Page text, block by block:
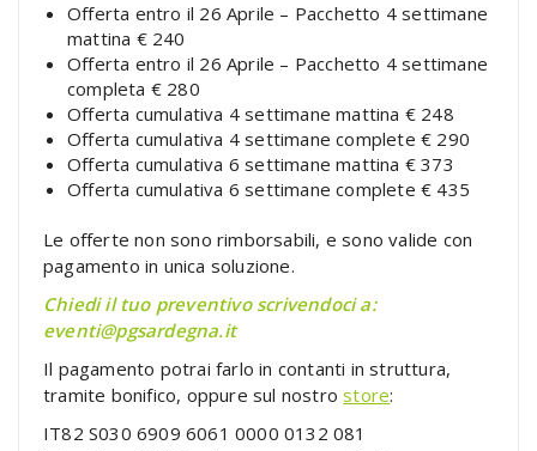
Offerta entro il 26 Aprile – Pacchetto 4 settimane
mattina € 240
Offerta entro il 26 Aprile – Pacchetto 4 settimane
completa € 280
Offerta cumulativa 4 settimane mattina € 248
Offerta cumulativa 4 settimane complete € 290
Offerta cumulativa 6 settimane mattina € 373
Offerta cumulativa 6 settimane complete € 435
Le offerte non sono rimborsabili, e sono valide con
pagamento in unica soluzione.
Chiedi il tuo preventivo scrivendoci a:
eventi@pgsardegna.it
Il pagamento potrai farlo in contanti in struttura,
tramite bonifico, oppure sul nostrostore:
IT82 S030 6909 6061 0000 0132 081